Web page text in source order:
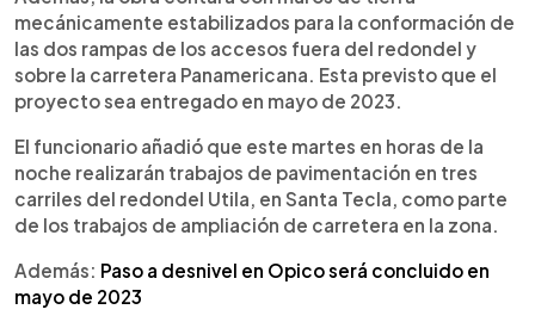
mecánicamente estabilizados para la conformación de
las dos rampas de los accesos fuera del redondel y
sobre la carretera Panamericana. Esta previsto que el
proyecto sea entregado en mayo de 2023.
El funcionario añadió que este martes en horas de la
noche realizarán trabajos de pavimentación en tres
carriles del redondel Utila, en Santa Tecla, como parte
de los trabajos de ampliación de carretera en la zona.
Además: Paso a desnivel en Opico será concluido en
mayo de 2023